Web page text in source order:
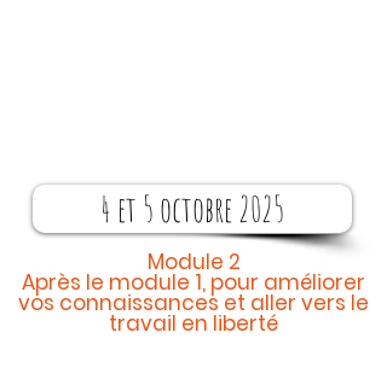
4 et 5 octobre 2025
Module 2
Après le module 1, pour améliorer
vos connaissances et aller vers le
travail en liberté